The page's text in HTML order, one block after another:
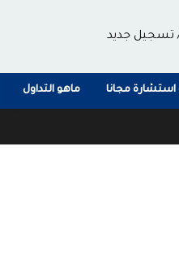
تسجيل جديد
مجانا ماهو التداول